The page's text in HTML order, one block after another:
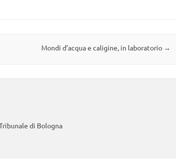
Mondi d’acqua e caligine, in laboratorio →
di Bologna